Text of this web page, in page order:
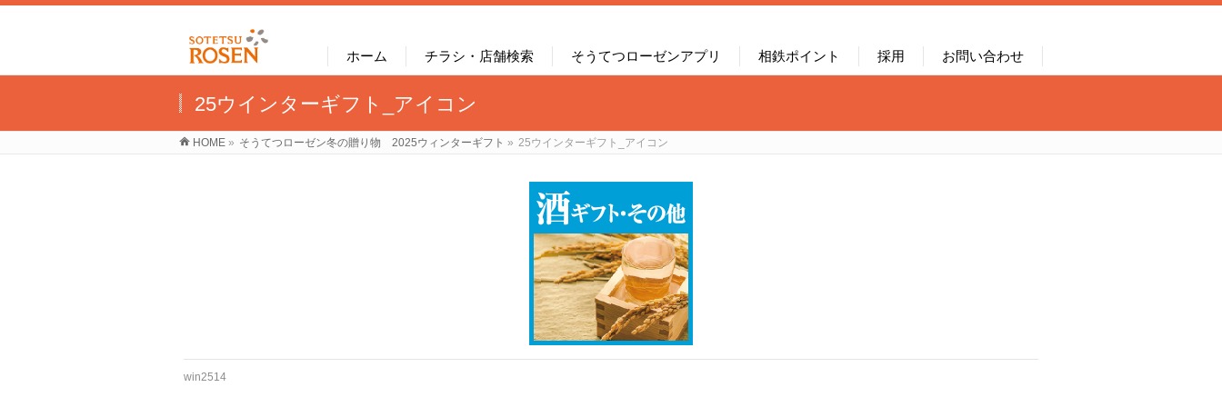
ホーム チラシ・店舗検索 そうてつローゼンアプリ 相鉄ポイント 採用 お問い合わせ
25ウインターギフト_アイコン
HOME » そうてつローゼン冬の贈り物 2025ウィンターギフト » 25ウインターギフト_アイコン
win2514